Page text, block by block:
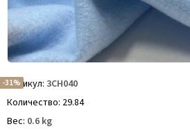
Артикул 3СН040
Количество 29.84
Вес 0.6 kg
-31%